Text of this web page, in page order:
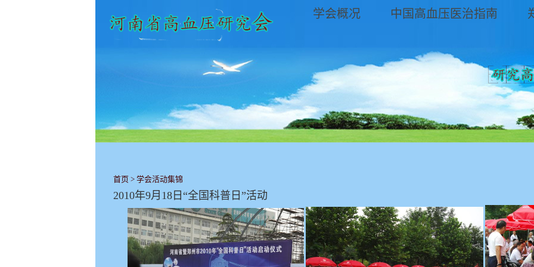
学会概况 中国高血压医治指南
首页 > 学会活动集锦
2010年9月18日“全国科普日”活动